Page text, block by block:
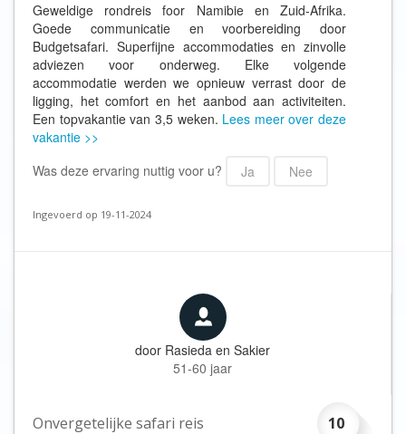
Geweldige rondreis foor Namibie en Zuid-Afrika.
Goede communicatie en voorbereiding door
Budgetsafari. Superfijne accommodaties en zinvolle
adviezen voor onderweg. Elke volgende
accommodatie werden we opnieuw verrast door de
ligging, het comfort en het aanbod aan activiteiten.
Een topvakantie van 3,5 weken. Lees meer over deze
vakantie >>
Was deze ervaring nuttig voor u?
Ja Nee
Ingevoerd op 19-11-2024
door Rasieda en Sakier
51-60 jaar
10
Onvergetelijke safari reis